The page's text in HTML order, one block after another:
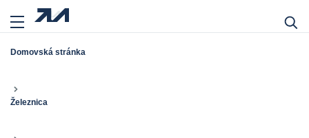
Domovská stránka
Železnica